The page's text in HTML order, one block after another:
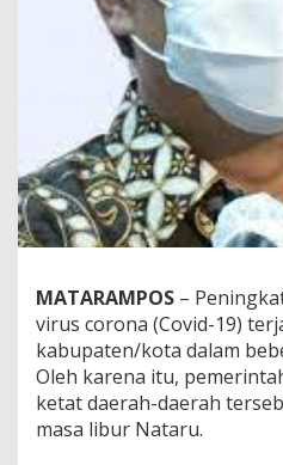
,
1
9
K
u
p
a
t
e
/
K
o
t
a
D
MATARAMPOS –
virus corona (Covid-19)
kabupaten/kota dalam
Oleh karena itu,
ketat daerah-daerah
masa libur Nataru.